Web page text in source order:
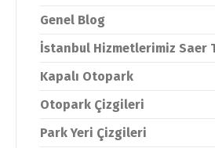
Genel Blog
İstanbul Hizmetlerimiz Saer
Kapalı Otopark
Otopark Çizgileri
Park Yeri Çizgileri